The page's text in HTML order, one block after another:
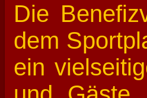
Die
dem
ein